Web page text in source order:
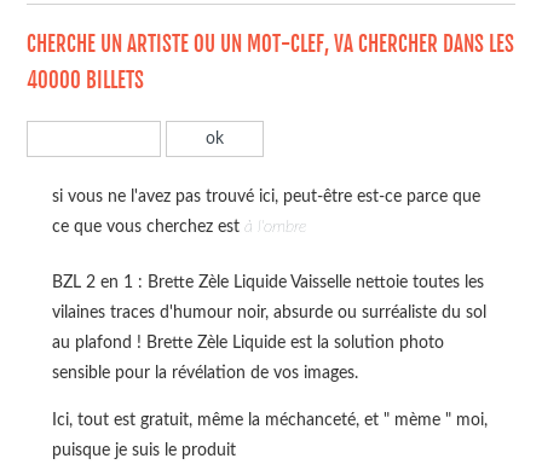
CHERCHE UN ARTISTE OU UN MOT-CLEF, VA CHERCHER DANS LES
40000 BILLETS
si vous ne l'avez pas trouvé ici, peut-être est-ce parce que
ce que vous cherchez est à l'ombre
BZL 2 en 1 : Brette Zèle Liquide Vaisselle nettoie toutes les
vilaines traces d'humour noir, absurde ou surréaliste du sol
au plafond ! Brette Zèle Liquide est la solution photo
sensible pour la révélation de vos images.
Ici, tout est gratuit, même la méchanceté, et " mème " moi,
puisque je suis le produit